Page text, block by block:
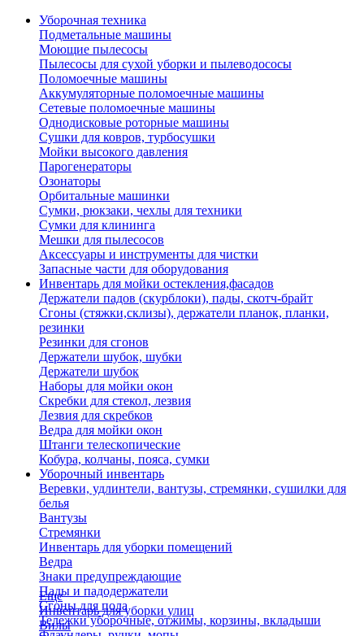
Уборочная техника
Подметальные машины
Моющие пылесосы
Пылесосы для сухой уборки и пылеводососы
Поломоечные машины
Аккумуляторные поломоечные машины
Сетевые поломоечные машины
Однодисковые роторные машины
Сушки для ковров, турбосушки
Мойки высокого давления
Парогенераторы
Озонаторы
Орбитальные машинки
Сумки, рюкзаки, чехлы для техники
Сумки для клининга
Мешки для пылесосов
Аксессуары и инструменты для чистки
Запасные части для оборудования
Инвентарь для мойки остекления,фасадов
Держатели падов (скурблоки), пады, скотч-брайт
Сгоны (стяжки,склизы), держатели планок, планки,
резинки
Резинки для сгонов
Держатели шубок, шубки
Держатели шубок
Наборы для мойки окон
Скребки для стекол, лезвия
Лезвия для скребков
Ведра для мойки окон
Штанги телескопические
Кобура, колчаны, пояса, сумки
Уборочный инвентарь
Веревки, удлинтели, вантузы, стремянки, сушилки для
белья
Вантузы
Стремянки
Инвентарь для уборки помещений
Ведра
Знаки предупреждающие
Пады и падодержатели
Сгоны для пола
Тележки уборочные, отжимы, корзины, вкладыши
Еще
Инвентарь для уборки улиц
Вилы